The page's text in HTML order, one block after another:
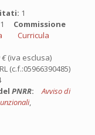
1
1 Commissione
Curricula
€(iva esclusa)
(c.f.:05966390485)
PNRR:
Avviso di
,